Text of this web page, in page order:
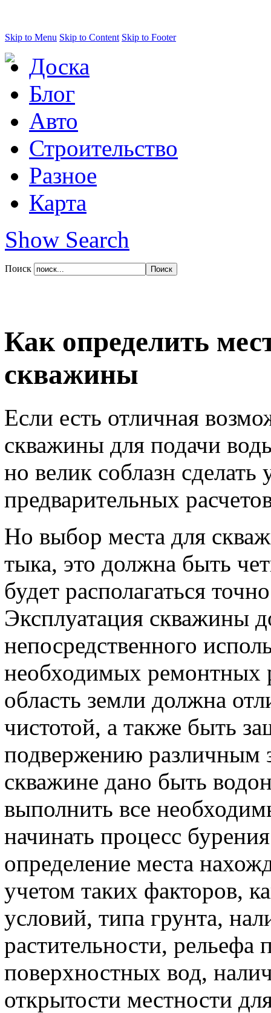
Skip to Menu Skip to Content Skip to Footer
Доска
Блог
Авто
Строительство
Разное
Карта
Show Search
Поиск
Как определить
скважины
Если есть отличная
скважины для подачи
но велик соблазн сделать
предварительных
Но выбор места для
тыка, это должна быть
будет располагаться
Эксплуатация скважины
непосредственного
необходимых ремонтных
область земли должна
чистотой, а также быть
подвержению различным
скважине дано быть
выполнить все
начинать процесс
определение места
учетом таких факторов,
условий, типа грунта,
растительности, рельефа
поверхностных вод,
открытости местности